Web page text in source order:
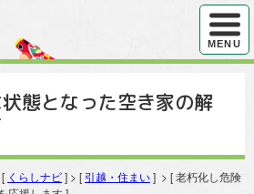
ハンバ
MENU
態となった空き家の解
くらしナビ] > [ 引越・住まい] > [ 老朽化し危険